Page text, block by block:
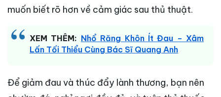
muốn biết rõ hơn về cảm giác sau thủ thuật.
XEM THÊM: Nhổ Răng Khôn Ít Đau – Xâm
Lấn Tối Thiểu Cùng Bác Sĩ Quang Anh
Để giảm đau và thúc đẩy lành thương, bạn nên